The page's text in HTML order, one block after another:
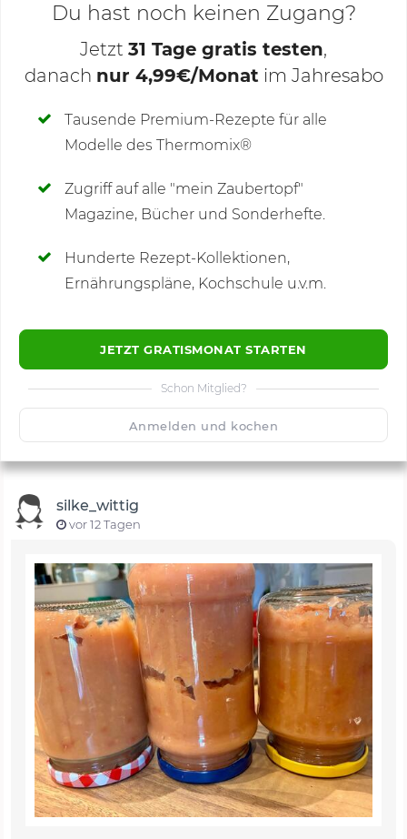
Deine Notizen
Du hast noch keinen Zugang?
Jetzt 31 Tage gratis testen,
danach nur 4,99€/Monat im Jahresabo
Tausende Premium-Rezepte für alle
Modelle des Thermomix®
Zugriff auf alle "mein Zaubertopf"
Magazine, Bücher und Sonderhefte.
Hunderte Rezept-Kollektionen,
Ernährungspläne, Kochschule u.v.m.
JETZT GRATISMONAT STARTEN
Schon Mitglied?
Anmelden und kochen
Kommentare(2)
🙂 Speichern
silke_wittig
vor 12 Tagen